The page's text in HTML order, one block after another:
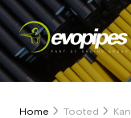
Home Tooted